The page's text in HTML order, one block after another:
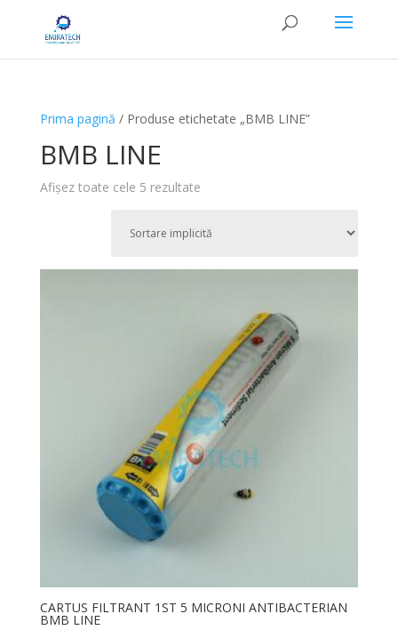
Prima pagină / Produse etichetate „BMB LINE”
BMB LINE
Afișez toate cele 5 rezultate
CARTUS FILTRANT 1ST 5 MICRONI ANTIBACTERIAN
BMB LINE